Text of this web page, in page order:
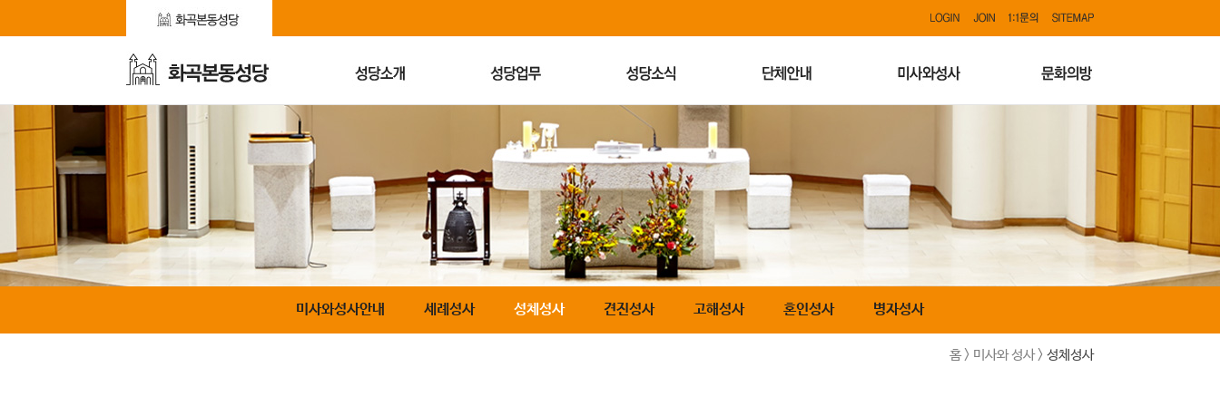
미사와성사안내 세례성사 성체성사 견진성사 고해성사 혼인성사 병자성사
홈 > 미사와 성사 > 성체성사